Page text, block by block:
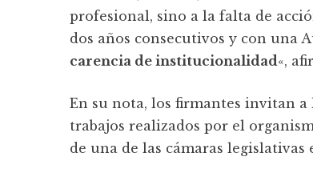
profesional, sino a la falta de
dos años consecutivos y con una
carencia de institucionalidad«,
En su nota, los firmantes invitan a
trabajos realizados por el
de una de las cámaras legislativas